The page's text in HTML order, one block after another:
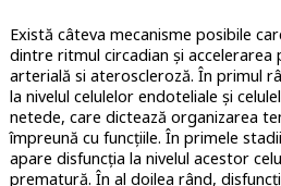
Există câteva mecanisme posibile
dintre ritmul circadian și accelerarea
arterială si ateroscleroză. În primul
la nivelul celulelor endoteliale și
netede, care dictează organizarea
împreună cu funcțiile. În primele
apare disfuncția la nivelul acestor
prematură. În al doilea rând,